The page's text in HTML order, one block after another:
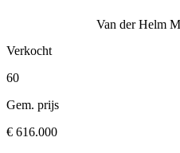
Van der Helm
Verkocht
60
Gem. prijs
€ 616.000